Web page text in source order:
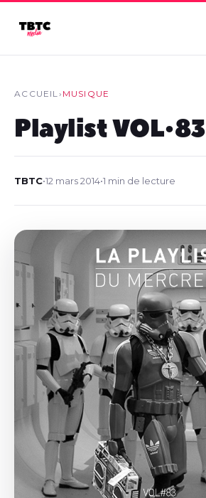
ACCUEIL› MUSIQUE
Playlist VOL•83
TBTC•12 mars 2014•1 min de lecture